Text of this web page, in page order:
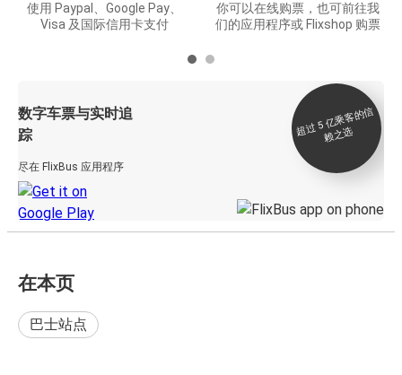
使用 Paypal、Google Pay、
Visa 及国际信用卡支付
你可以在线购票，也可前往我
们的应用程序或 Flixshop 购票
数字车票与实时追
踪
尽在 FlixBus 应用程序
超
过 5
亿
乘
客
的
信
赖
之
选
在本页
巴士站点